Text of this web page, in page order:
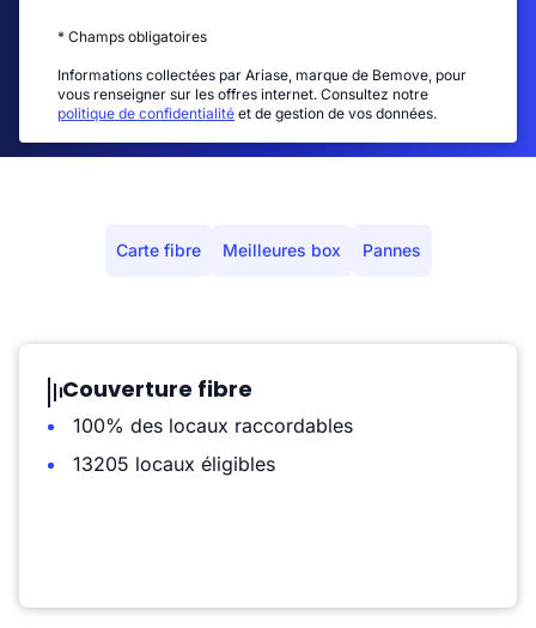
* Champs obligatoires
Informations collectées par Ariase, marque de Bemove, pour
vous renseigner sur les offres internet. Consultez notre
politique de confidentialité et de gestion de vos données.
Carte fibre Meilleures box Pannes
Couverture fibre
100% des locaux raccordables
13205 locaux éligibles